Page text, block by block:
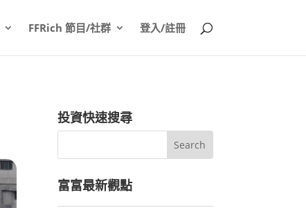
FFRich 節目/社群 登入/註冊
投資快速搜尋
富富最新觀點